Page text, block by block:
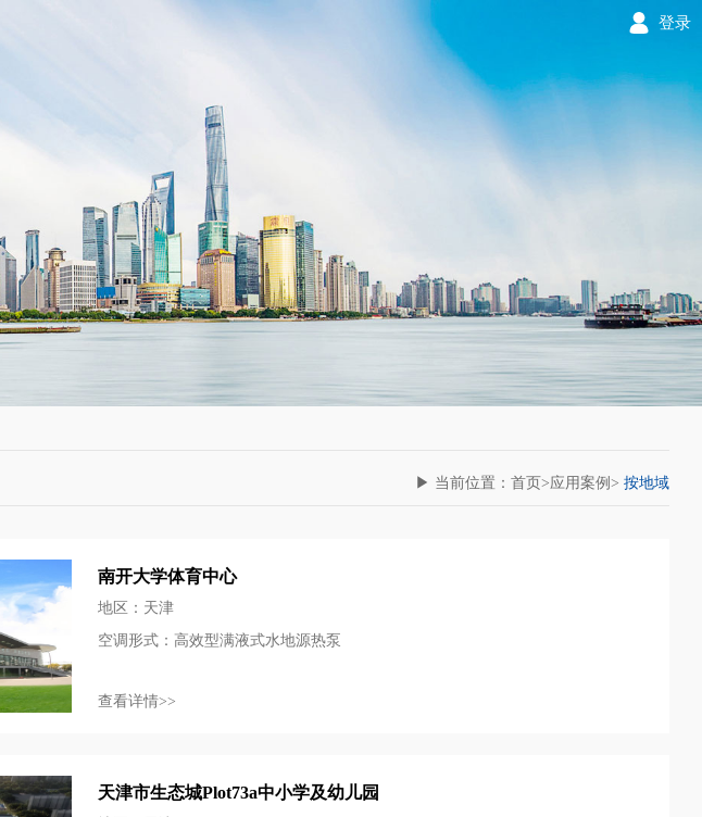
登录
▶ 当前位置：首页>应用案例> 按地域
南开大学体育中心
地区：天津
空调形式：高效型满液式水地源热泵
查看详情>>
天津市生态城Plot73a中小学及幼儿园